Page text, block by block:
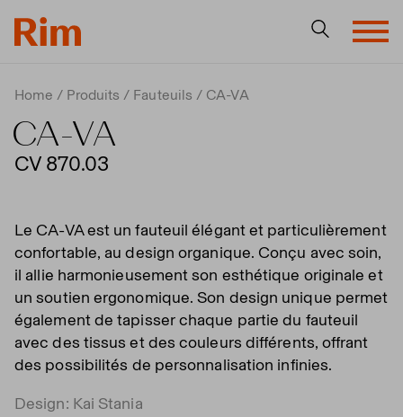
Home Produits Fauteuils CA-VA
CA-VA
CV 870.03
Le CA-VA est un fauteuil élégant et particulièrement
confortable, au design organique. Conçu avec soin,
il allie harmonieusement son esthétique originale et
un soutien ergonomique. Son design unique permet
également de tapisser chaque partie du fauteuil
avec des tissus et des couleurs différents, offrant
des possibilités de personnalisation infinies.
Design: Kai Stania